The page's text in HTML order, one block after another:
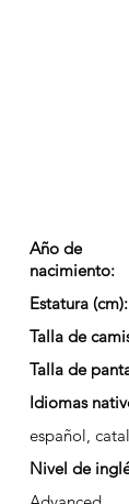
Año de
nacimiento:
Estatura (cm):
Talla de
Talla de
Idiomas
español,
Nivel de